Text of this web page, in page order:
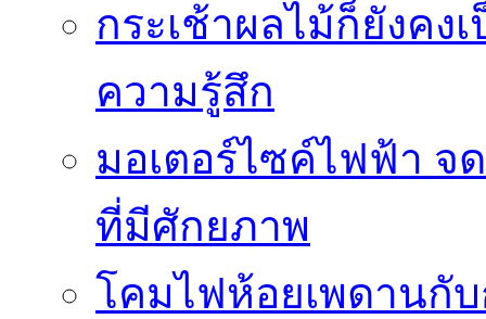
กระเช้าผลไม้ก็ยังคง
ความรู้สึก
มอเตอร์ไซค์ไฟฟ้า จ
ที่มีศักยภาพ
โคมไฟห้อยเพดานกั